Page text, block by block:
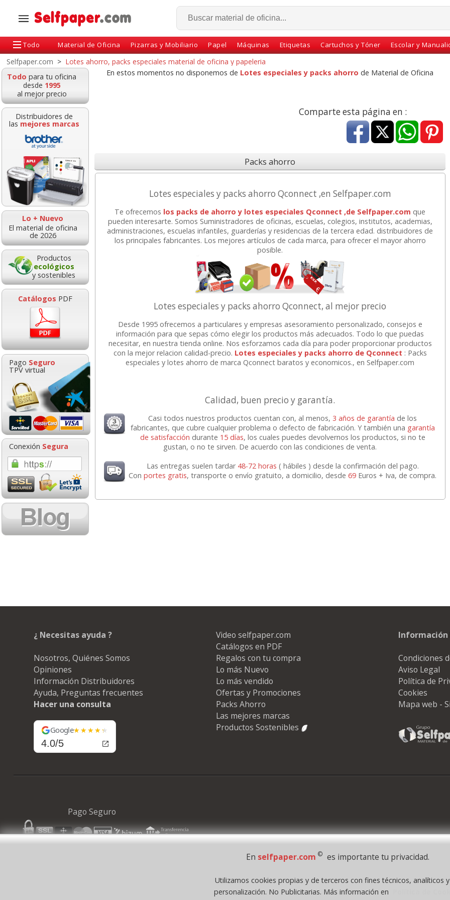
Todo Material de Oficina Pizarras y Mobiliario Papel Máquinas Etiquetas Cartuchos y Tóner Escolar y
Selfpaper.com > Lotes ahorro, packs especiales material de oficina y papeleria
Todo para tu oficina
desde 1995
al mejor precio
Distribuidores de
las mejores marcas
Lo + Nuevo
El material de oficina
de 2026
Productos
ecológicos
y sostenibles
Catálogos PDF
Pago Seguro
TPV virtual
Conexión Segura
En estos momentos no disponemos de Lotes especiales y packs ahorrode Material de Oficina
Comparte esta página en :
Packs ahorro
Lotes especiales y packs ahorro Qconnect ,en Selfpaper.com
Te ofrecemos los packs de ahorro y lotes especiales Qconnect ,de Selfpaper.com que
pueden interesarte. Somos Suministradores de oficinas, escuelas, colegios, institutos, academias,
administraciones, escuelas infantiles, guarderías y residencias de la tercera edad. distribuidores de
los principales fabricantes. Los mejores artículos de cada marca, para ofrecer el mayor ahorro
posible.
Lotes especiales y packs ahorro Qconnect, al mejor precio
Desde 1995 ofrecemos a particulares y empresas asesoramiento personalizado, consejos e
información para que sepas cómo elegir los productos más adecuados. Todo lo que puedas
necesitar, en nuestra tienda online. Nos esforzamos cada día para poder proporcionar productos
con la mejor relacion calidad-precio. Lotes especiales y packs ahorro de Qconnect : Packs
especiales y lotes ahorro de marca Qconnect baratos y economicos., en Selfpaper.com
Calidad, buen precio y garantía.
Casi todos nuestros productos cuentan con, al menos,3 años de garantía de los
fabricantes, que cubre cualquier problema o defecto de fabricación. Y también una garantía
de satisfacción durante 15 días, los cuales puedes devolvernos los productos, si no te
gustan, o no te sirven. De acuerdo con las condiciones de venta.
Las entregas suelen tardar 48-72 horas ( hábiles ) desde la confirmación del pago.
Conportes gratis, transporte o envío gratuito, a domicilio, desde69 Euros + Iva, de compra.
precinto embalaje
Greening 48x60 mts
marrón
desde:0,83 €
1,00 con Iva
80x60x12, impresora
ticket TPV, Sin BPA
desde:0,63 €
0,76 con Iva
Edition, Calculadora
Cientifica, económica
desde:7,75 €
9,38 con Iva
33x19 Pack ahorro 7+1
desde:18,27 €
22,11 con Iva
Casio FX-82MS 2nd
Edition, Calculadora
Cientifica, económica
desde:
9,38 con Iva
Cinta Scotch Magic
33x19 Pack ahorro 7+1
18,27
22,11 con Iva
Lapices de colores
gruesos Triangulares
desde: 3,58
4,33 con Iva
Cinta adhesiva,
precinto embalaje
1,00 con Iva
moldeable maleable
para carboncillo o
grafito
HP 304 302 Color,
Cartucho original
N9K05AE tricolor
desde: 14,89 €
Cartucho HP 304 - 302
Negro, original
N9K06AE
desde: 14,87 €
capacidad deskjet
17,99 con Iva 45,82 con Iva 1,08 con Iva
¿ Necesitas ayuda ?
Nosotros, Quiénes Somos
Opiniones
Información Distribuidores
Ayuda, Preguntas frecuentes
Hacer una consulta
Google
4.0/5
Video selfpaper.com
Catálogos en PDF
Regalos con tu compra
Lo más Nuevo
Lo más vendido
Ofertas y Promociones
Packs Ahorro
Las mejores marcas
Productos Sostenibles
Información
Condiciones
Aviso Legal
Política de
Cookies
Mapa web -
Pago Seguro
© 1995 - 2026 Grupo Selfpaper. Todos los derechos reservados
En selfpaper.com © es importante tu privacidad.
Utilizamos cookies propias y de terceros con fines técnicos, analíticos
personalización. No Publicitarias. Más información en